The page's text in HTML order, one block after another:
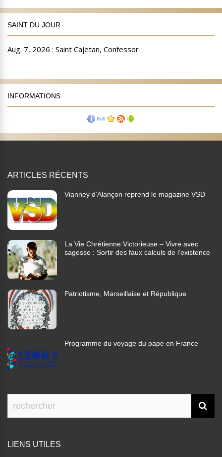
SAINT DU JOUR
INFORMATIONS
ARTICLES RÉCENTS
Vianney d’Alançon reprend le magazine VSD
La Vie Chrétienne Victorieuse – Vivre avec
sagesse : Sortir des faux calculs de l’existence
Patriotisme, Marseillaise et République
Programme du voyage du pape en France
LIENS UTILES